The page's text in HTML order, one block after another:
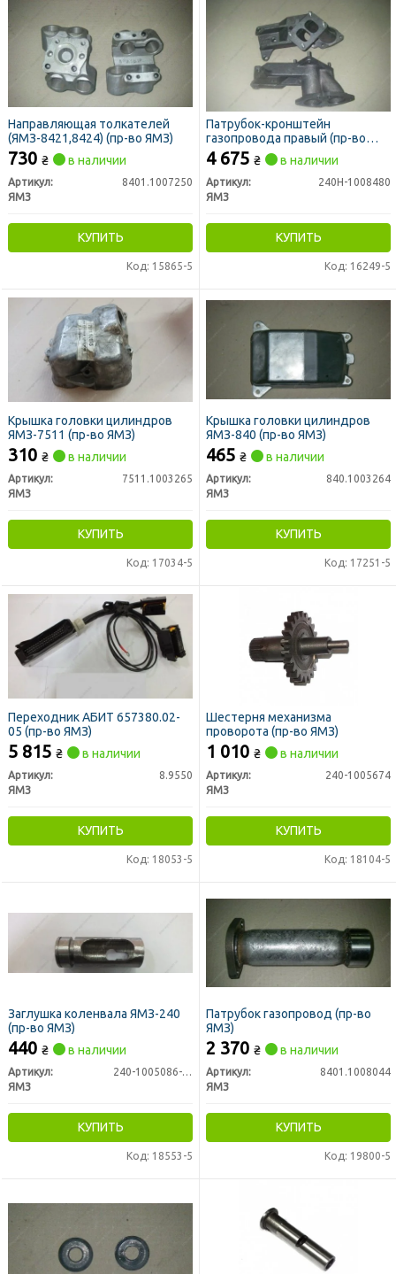
Направляющая толкателей
(ЯМЗ-8421,8424) (пр-во ЯМЗ)
730 ₴ в наличии
Артикул:
8401.1007250
ЯМЗ
КУПИТЬ
Код: 15865-5
Патрубок-кронштейн
газопровода правый (пр-во
ЯМЗ)
4 675 ₴ в наличии
Артикул:
240Н-1008480
ЯМЗ
КУПИТЬ
Код: 16249-5
Крышка головки цилиндров
ЯМЗ-7511 (пр-во ЯМЗ)
310 ₴ в наличии
Артикул:
7511.1003265
ЯМЗ
КУПИТЬ
Код: 17034-5
Крышка головки цилиндров
ЯМЗ-840 (пр-во ЯМЗ)
465 ₴ в наличии
Артикул:
840.1003264
ЯМЗ
КУПИТЬ
Код: 17251-5
Переходник АБИТ 657380.02-
05 (пр-во ЯМЗ)
5 815 ₴ в наличии
Артикул:
8.9550
ЯМЗ
КУПИТЬ
Код: 18053-5
Шестерня механизма
проворота (пр-во ЯМЗ)
1 010 ₴ в наличии
Артикул:
240-1005674
ЯМЗ
КУПИТЬ
Код: 18104-5
Заглушка коленвала ЯМЗ-240
(пр-во ЯМЗ)
440 ₴ в наличии
Артикул:
240-1005086-Б2
ЯМЗ
КУПИТЬ
Код: 18553-5
Патрубок газопровод (пр-во
ЯМЗ)
2 370 ₴ в наличии
Артикул:
8401.1008044
ЯМЗ
КУПИТЬ
Код: 19800-5